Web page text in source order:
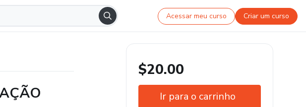
Acessar meu curso Criar um curso
$20.00
Ir para o carrinho